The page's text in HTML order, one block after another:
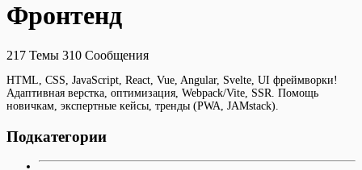
Фронтенд
217 Темы 310 Сообщения
HTML, CSS, JavaScript, React, Vue, Angular, Svelte, UI фреймворки!
Адаптивная верстка, оптимизация, Webpack/Vite, SSR. Помощь
новичкам, экспертные кейсы, тренды (PWA, JAMstack).
Подкатегории